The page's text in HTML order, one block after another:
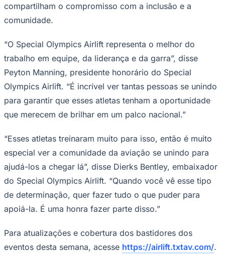
compartilham o compromisso com a inclusão e a
comunidade.
“O Special Olympics Airlift representa o melhor do
trabalho em equipe, da liderança e da garra”, disse
Peyton Manning, presidente honorário do Special
Olympics Airlift. “É incrível ver tantas pessoas se unindo
para garantir que esses atletas tenham a oportunidade
que merecem de brilhar em um palco nacional.”
“Esses atletas treinaram muito para isso, então é muito
especial ver a comunidade da aviação se unindo para
ajudá-los a chegar lá”, disse Dierks Bentley, embaixador
do Special Olympics Airlift. “Quando você vê esse tipo
de determinação, quer fazer tudo o que puder para
apoiá-la. É uma honra fazer parte disso.”
Para atualizações e cobertura dos bastidores dos
eventos desta semana, acesse https://airlift.txtav.com/.